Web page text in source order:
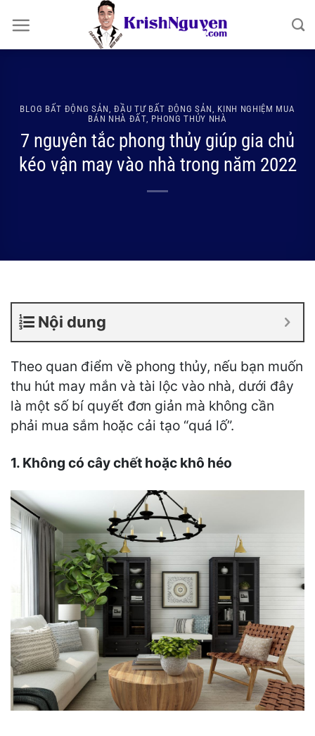
qua
nội
BLOG BẤT ĐỘNG SẢN ,ĐẦU TƯ BẤT ĐỘNG SẢN
KINH NGHIỆM MUA
BÁN NHÀ ĐẤT, PHONG THỦY NHÀ
7 nguyên tắc phong thủy giúp gia chủ
kéo vận may vào nhà trong năm 2022
Nội dung
Theo quan điểm về phong thủy, nếu bạn muốn
thu hút may mắn và tài lộc vào nhà, dưới đây
là một số bí quyết đơn giản mà không cần
phải mua sắm hoặc cải tạo “quá lố”.
1. Không có cây chết hoặc khô héo